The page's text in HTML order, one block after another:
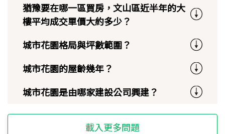
猶豫要在哪一區買房，文山區近半年的大
樓平均成交單價大約多少？
城市花園格局與坪數範圍？
城市花園的屋齡幾年？
城市花園是由哪家建設公司興建？
載入更多問題